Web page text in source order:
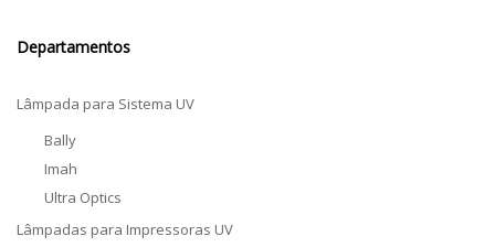
Departamentos
Lâmpada para Sistema UV
Bally
Imah
Ultra Optics
Lâmpadas para Impressoras UV